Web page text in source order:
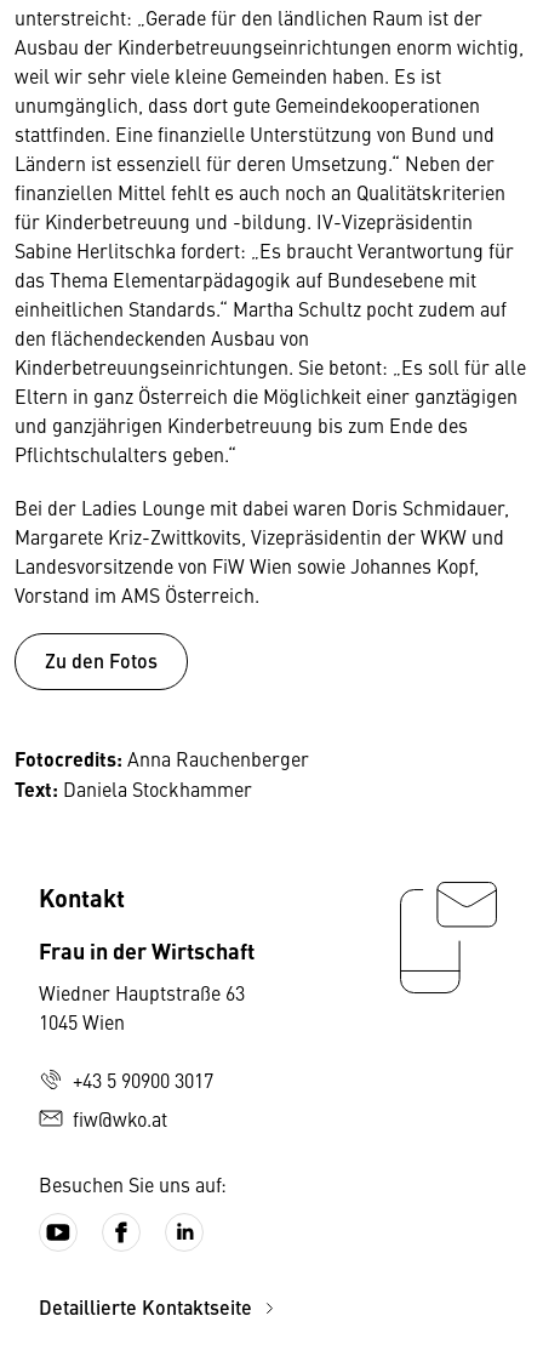
unterstreicht: „Gerade für den ländlichen Raum ist der
Ausbau der Kinderbetreuungseinrichtungen enorm wichtig,
weil wir sehr viele kleine Gemeinden haben. Es ist
unumgänglich, dass dort gute Gemeindekooperationen
stattfinden. Eine finanzielle Unterstützung von Bund und
Ländern ist essenziell für deren Umsetzung.“ Neben der
finanziellen Mittel fehlt es auch noch an Qualitätskriterien
für Kinderbetreuung und -bildung. IV-Vizepräsidentin
Sabine Herlitschka fordert: „Es braucht Verantwortung für
das Thema Elementarpädagogik auf Bundesebene mit
einheitlichen Standards.“ Martha Schultz pocht zudem auf
den flächendeckenden Ausbau von
Kinderbetreuungseinrichtungen. Sie betont: „Es soll für alle
Eltern in ganz Österreich die Möglichkeit einer ganztägigen
und ganzjährigen Kinderbetreuung bis zum Ende des
Pflichtschulalters geben.“
Bei der Ladies Lounge mit dabei waren Doris Schmidauer,
Margarete Kriz-Zwittkovits, Vizepräsidentin der WKW und
Landesvorsitzende von FiW Wien sowie Johannes Kopf,
Vorstand im AMS Österreich.
Zu den Fotos
Fotocredits: Anna Rauchenberger
Text: Daniela Stockhammer
Kontakt
Frau in der Wirtschaft
Wiedner Hauptstraße 63
1045 Wien
+43 5 90900 3017
fiw@wko.at
Besuchen Sie uns auf:
Detaillierte Kontaktseite